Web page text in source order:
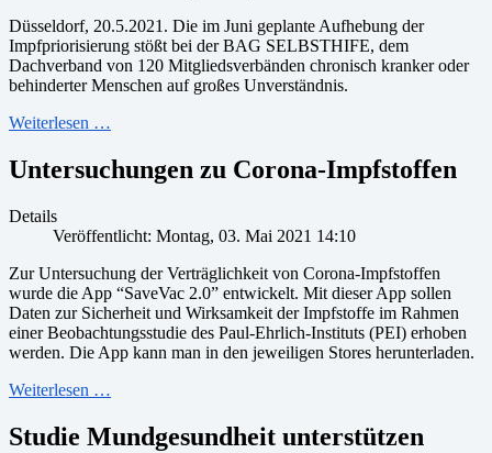
Düsseldorf, 20.5.2021. Die im Juni geplante Aufhebung der
Impfpriorisierung stößt bei der BAG SELBSTHIFE, dem
Dachverband von 120 Mitgliedsverbänden chronisch kranker oder
behinderter Menschen auf großes Unverständnis.
Weiterlesen …
Untersuchungen zu Corona-Impfstoffen
Details
Veröffentlicht: Montag, 03. Mai 2021 14:10
Zur Untersuchung der Verträglichkeit von Corona-Impfstoffen
wurde die App “SaveVac 2.0” entwickelt. Mit dieser App sollen
Daten zur Sicherheit und Wirksamkeit der Impfstoffe im Rahmen
einer Beobachtungsstudie des Paul-Ehrlich-Instituts (PEI) erhoben
werden. Die App kann man in den jeweiligen Stores herunterladen.
Weiterlesen …
Studie Mundgesundheit unterstützen